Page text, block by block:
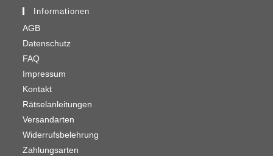
Informationen
AGB
Datenschutz
FAQ
Impressum
Kontakt
Rätselanleitungen
Versandarten
Widerrufsbelehrung
Zahlungsarten